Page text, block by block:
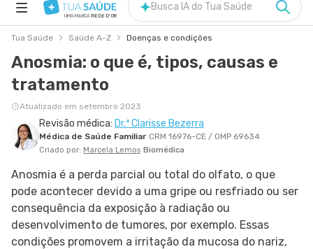
NUTRIÇÃO
GRAVIDEZ
SIGA O TUA SAÚDE NAS REDES SOCIAIS
UMA MARCA REDE D'OR
Busca IA do Tua Saúde
Tua Saúde Saúde A-Z Doenças e condições
Anosmia: o que é, tipos, causas e
tratamento
Atualizado em setembro 2023
Revisão médica: Dr.ª Clarisse Bezerra
Médica de Saúde Familiar CRM 16976-CE / OMP 69634
Criado por: Marcela Lemos Biomédica
Anosmia é a perda parcial ou total do olfato, o que
pode acontecer devido a uma gripe ou resfriado ou ser
consequência da exposição à radiação ou
desenvolvimento de tumores, por exemplo. Essas
condições promovem a irritação da mucosa do nariz,